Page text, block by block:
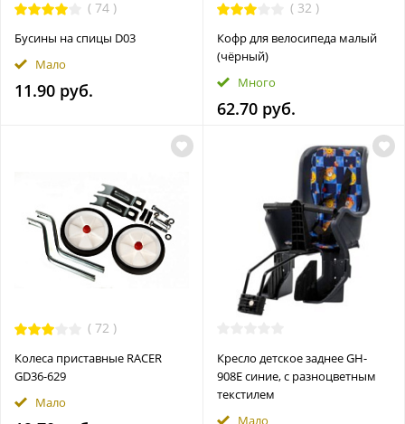
( 74 )
Бусины на спицы D03
Мало
11.90 руб.
(32 )
Кофр для велосипеда малый
(чёрный)
Много
62.70 руб.
( 72 )
Колеса приставные RACER
GD36-629
Мало
Кресло детское заднее GH-
908E синие, с разноцветным
текстилем
Мало